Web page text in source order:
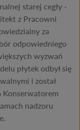
starej cegły -
z Pracowni
za
odpowiedniego
wyzwań
płytek odbył się
i został
Konserwatorem
nadzoru